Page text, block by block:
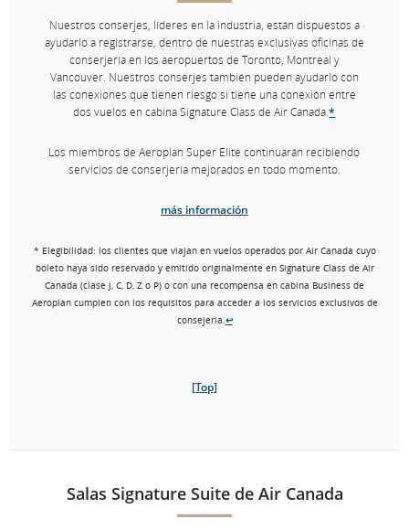
Nuestros conserjes, líderes en la industria, están dispuestos a
ayudarlo a registrarse, dentro de nuestras exclusivas oficinas de
conserjería en los aeropuertos de Toronto, Montreal y
Vancouver. Nuestros conserjes también pueden ayudarlo con
las conexiones que tienen riesgo si tiene una conexión entre
dos vuelos en cabina Signature Class de Air Canada.*
Los miembros de Aeroplan Super Elite continuarán recibiendo
servicios de conserjería mejorados en todo momento.
más información
* Elegibilidad: los clientes que viajan en vuelos operados por Air Canada cuyo
boleto haya sido reservado y emitido originalmente en Signature Class de Air
Canada (clase J, C, D, Z o P) o con una recompensa en cabina Business de
Aeroplan cumplen con los requisitos para acceder a los servicios exclusivos de
consejería.↩
[Top]
Salas Signature Suite de Air Canada